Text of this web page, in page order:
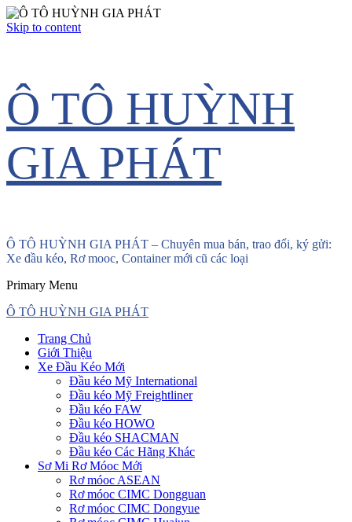
Skip to content
Ô TÔ HUỲNH
GIA PHÁT
Ô TÔ HUỲNH GIA PHÁT – Chuyên mua bán, trao đổi, ký gửi:
Xe đầu kéo, Rơ mooc, Container mới cũ các loại
Primary Menu
Ô TÔ HUỲNH GIA PHÁT
Trang Chủ
Giới Thiệu
Xe Đầu Kéo Mới
Đầu kéo Mỹ International
Đầu kéo Mỹ Freightliner
Đầu kéo FAW
Đầu kéo HOWO
Đầu kéo SHACMAN
Đầu kéo Các Hãng Khác
Sơ Mi Rơ Móoc Mới
Rơ móoc ASEAN
Rơ móoc CIMC Dongguan
Rơ móoc CIMC Dongyue